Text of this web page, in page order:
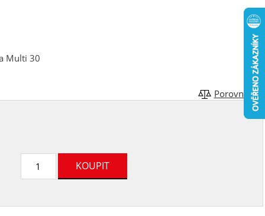
Multi 30
Porovnat